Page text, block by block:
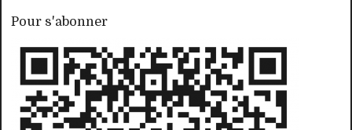
Pour s'abonner